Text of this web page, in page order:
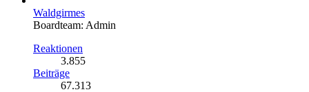
Waldgirmes
Boardteam: Admin
Reaktionen
3.855
Beiträge
67.313